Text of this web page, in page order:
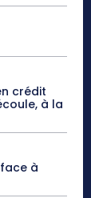
crédit
à la
à